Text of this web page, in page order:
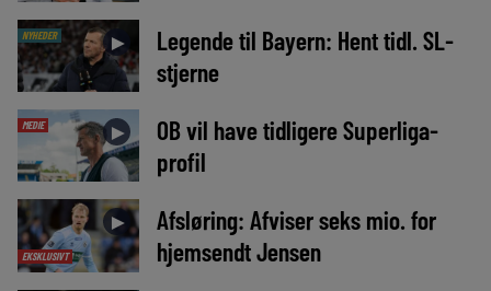
NYHEDER ►
Legende til Bayern: Hent tidl. SL-
stjerne
MEDIE ►
OB vil have tidligere Superliga-
profil
EKSKLUSIVT
►
Afsløring: Afviser seks mio. for
hjemsendt Jensen